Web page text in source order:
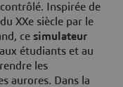
Inspirée de
XXe siècle par le
ce simulateur
étudiants et au
les
aurores. Dans la